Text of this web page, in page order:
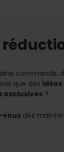
commande,
que des
exclusives ?
vous dès